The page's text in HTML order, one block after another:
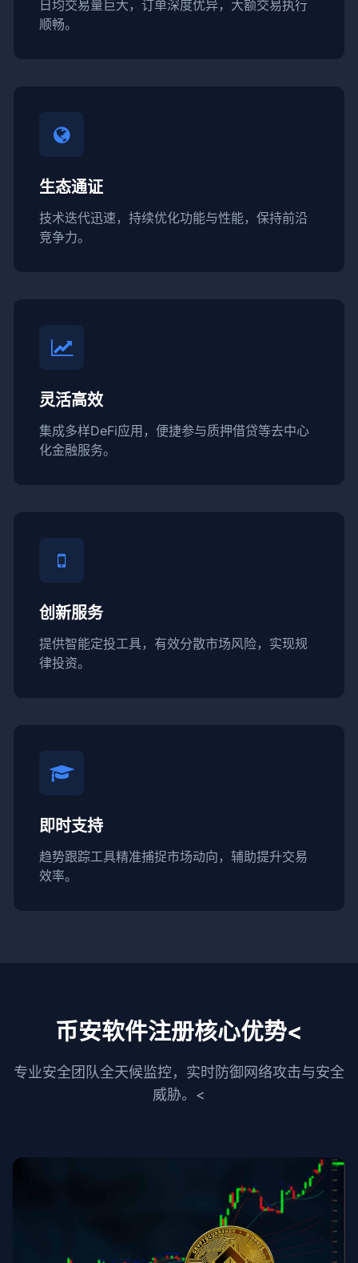
日均交易量巨大，订单深度优异，大额交易执行
顺畅。
生态通证
技术迭代迅速，持续优化功能与性能，保持前沿
竞争力。
灵活高效
集成多样DeFi应用，便捷参与质押借贷等去中心
化金融服务。
创新服务
提供智能定投工具，有效分散市场风险，实现规
律投资。
即时支持
趋势跟踪工具精准捕捉市场动向，辅助提升交易
效率。
币安软件注册核心优势<
专业安全团队全天候监控，实时防御网络攻击与安全
威胁。<